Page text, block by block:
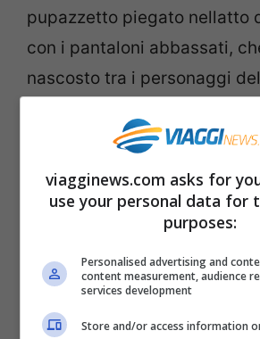
pupazzetto piegato nellatto
con i pantaloni abbassati,
nascosto tra i personaggi
mercatino allestito in città è
pressi della
Sagrada Familia
idee regalo, addobbi e
artigianato. Infine viene
mercatino dei Re Magi, sulla
offre tante idee regalo, in
giocattoli.
viagginews.com asks for
use your personal data for
purposes:
Personalised advertising and
content measurement, audience
services development
Store and/or access information